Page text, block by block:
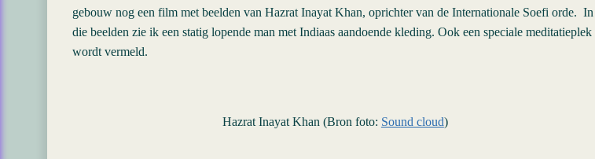
gebouw nog een film met beelden van Hazrat Inayat Khan, oprichter van de Internationale Soefi orde. In
die beelden zie ik een statig lopende man met Indiaas aandoende kleding. Ook een speciale meditatieplek
wordt vermeld.
Hazrat Inayat Khan (Bron foto: Sound cloud)